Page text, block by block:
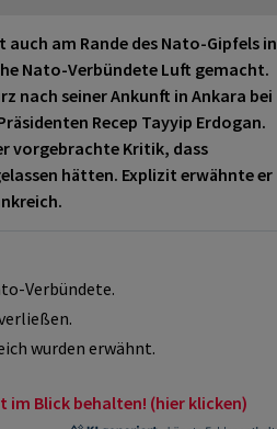
auch am Rande des Nato-Gipfels in
Nato-Verbündete Luft gemacht.
nach seiner Ankunft in Ankara bei
Recep Tayyip Erdogan.
vorgebrachte Kritik, dass
hätten. Explizit erwähnte er
Verbündete.
wurden erwähnt.
im Blick behalten! (hier klicken)